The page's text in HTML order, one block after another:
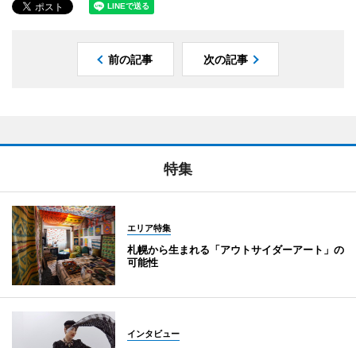
前の記事 次の記事
特集
エリア特集
札幌から生まれる「アウトサイダーアート」の
可能性
インタビュー